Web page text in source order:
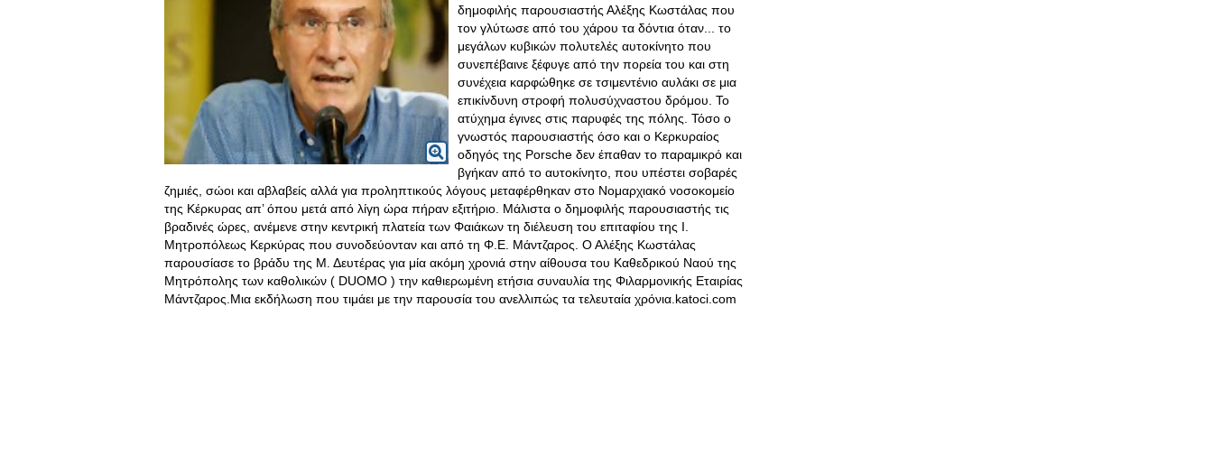
δημοφιλής παρουσιαστής Αλέξης Κωστάλας που
τον γλύτωσε από του χάρου τα δόντια όταν... το
μεγάλων κυβικών πολυτελές αυτοκίνητο που
συνεπέβαινε ξέφυγε από την πορεία του και στη
συνέχεια καρφώθηκε σε τσιμεντένιο αυλάκι σε μια
επικίνδυνη στροφή πολυσύχναστου δρόμου. Το
ατύχημα έγινες στις παρυφές της πόλης. Τόσο ο
γνωστός παρουσιαστής όσο και ο Κερκυραίος
οδηγός της Porsche δεν έπαθαν το παραμικρό και
βγήκαν από το αυτοκίνητο, που υπέστει σοβαρές
ζημιές, σώοι και αβλαβείς αλλά για προληπτικούς λόγους μεταφέρθηκαν στο Νομαρχιακό νοσοκομείο
της Κέρκυρας απ’ όπου μετά από λίγη ώρα πήραν εξιτήριο. Μάλιστα ο δημοφιλής παρουσιαστής τις
βραδινές ώρες, ανέμενε στην κεντρική πλατεία των Φαιάκων τη διέλευση του επιταφίου της Ι.
Μητροπόλεως Κερκύρας που συνοδεύονταν και από τη Φ.Ε. Μάντζαρος. Ο Αλέξης Κωστάλας
παρουσίασε το βράδυ της Μ. Δευτέρας για μία ακόμη χρονιά στην αίθουσα του Καθεδρικού Ναού της
Μητρόπολης των καθολικών ( DUOMO ) την καθιερωμένη ετήσια συναυλία της Φιλαρμονικής Εταιρίας
Μάντζαρος.Mια εκδήλωση που τιμάει με την παρουσία του ανελλιπώς τα τελευταία χρόνια.katoci.com